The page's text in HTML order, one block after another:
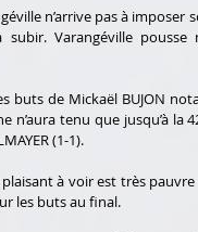
n’arrive pas à imposer
subir. Varangéville
buts de Mickaël BUJON
n’aura tenu que jusqu’à
(1-1).
à voir est très
les buts au final.